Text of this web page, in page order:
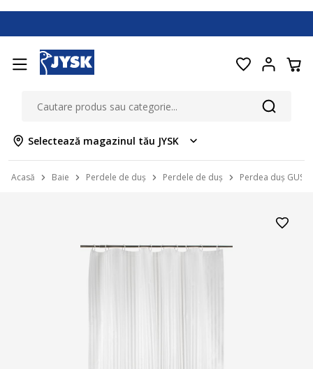
Selectează magazinul tău JYSK
Acasă Baie Perdele de duș Perdele de duș Perdea duș